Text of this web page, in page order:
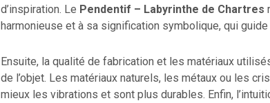
d’inspiration. Le Pendentif – Labyrinthe de Chartres
harmonieuse et à sa signification symbolique, qui
Ensuite, la qualité de fabrication et les matériaux
de l’objet. Les matériaux naturels, les métaux ou les
mieux les vibrations et sont plus durables. Enfin,